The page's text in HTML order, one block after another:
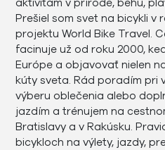
aktivitám v prírode, behu,
Prešiel som svet na bicykli v
projektu World Bike Travel.
facinuje už od roku 2000,
Európe a objavovať nielen
kúty sveta. Rád poradím pri
výberu oblečenia alebo
jazdím a trénujem na
Bratislavy a v Rakúsku.
bicykloch na výlety, jazdy,